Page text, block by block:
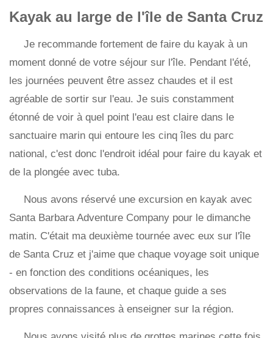
Kayak au large de l'île de Santa Cruz
Je recommande fortement de faire du kayak à un
moment donné de votre séjour sur l'île. Pendant l'été,
les journées peuvent être assez chaudes et il est
agréable de sortir sur l'eau. Je suis constamment
étonné de voir à quel point l'eau est claire dans le
sanctuaire marin qui entoure les cinq îles du parc
national, c'est donc l'endroit idéal pour faire du kayak et
de la plongée avec tuba.
Nous avons réservé une excursion en kayak avec
Santa Barbara Adventure Company pour le dimanche
matin. C'était ma deuxième tournée avec eux sur l'île
de Santa Cruz et j'aime que chaque voyage soit unique
- en fonction des conditions océaniques, les
observations de la faune, et chaque guide a ses
propres connaissances à enseigner sur la région.